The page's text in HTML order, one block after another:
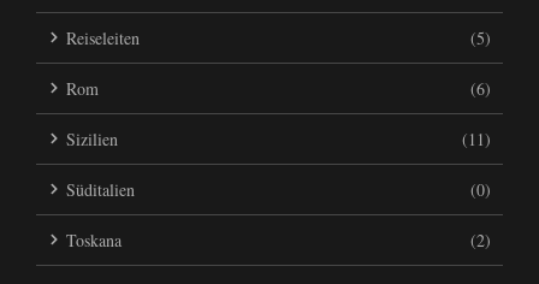
Reiseleiten (5)
Rom (6)
Sizilien (11)
Süditalien (0)
Toskana (2)